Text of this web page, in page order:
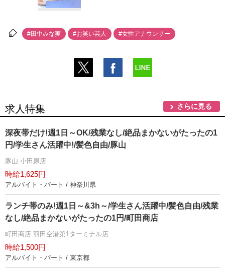
#田中みな実 #お笑い芸人 #女性アナウンサー
求人特集 さらに見る
深夜帯だけ!週1日～OK/残業なし/絶品まかないがたったの1
円/学生さん活躍中!/髪色自由/豚山
豚山 小田原店
時給1,625円
アルバイト・パート / 神奈川県
ランチ帯のみ!週1日～&3h～/学生さん活躍中/髪色自由/残業
なし/絶品まかないがたったの1円/町田商店
町田商店 羽田空港第1ターミナル店
時給1,500円
アルバイト・パート / 東京都